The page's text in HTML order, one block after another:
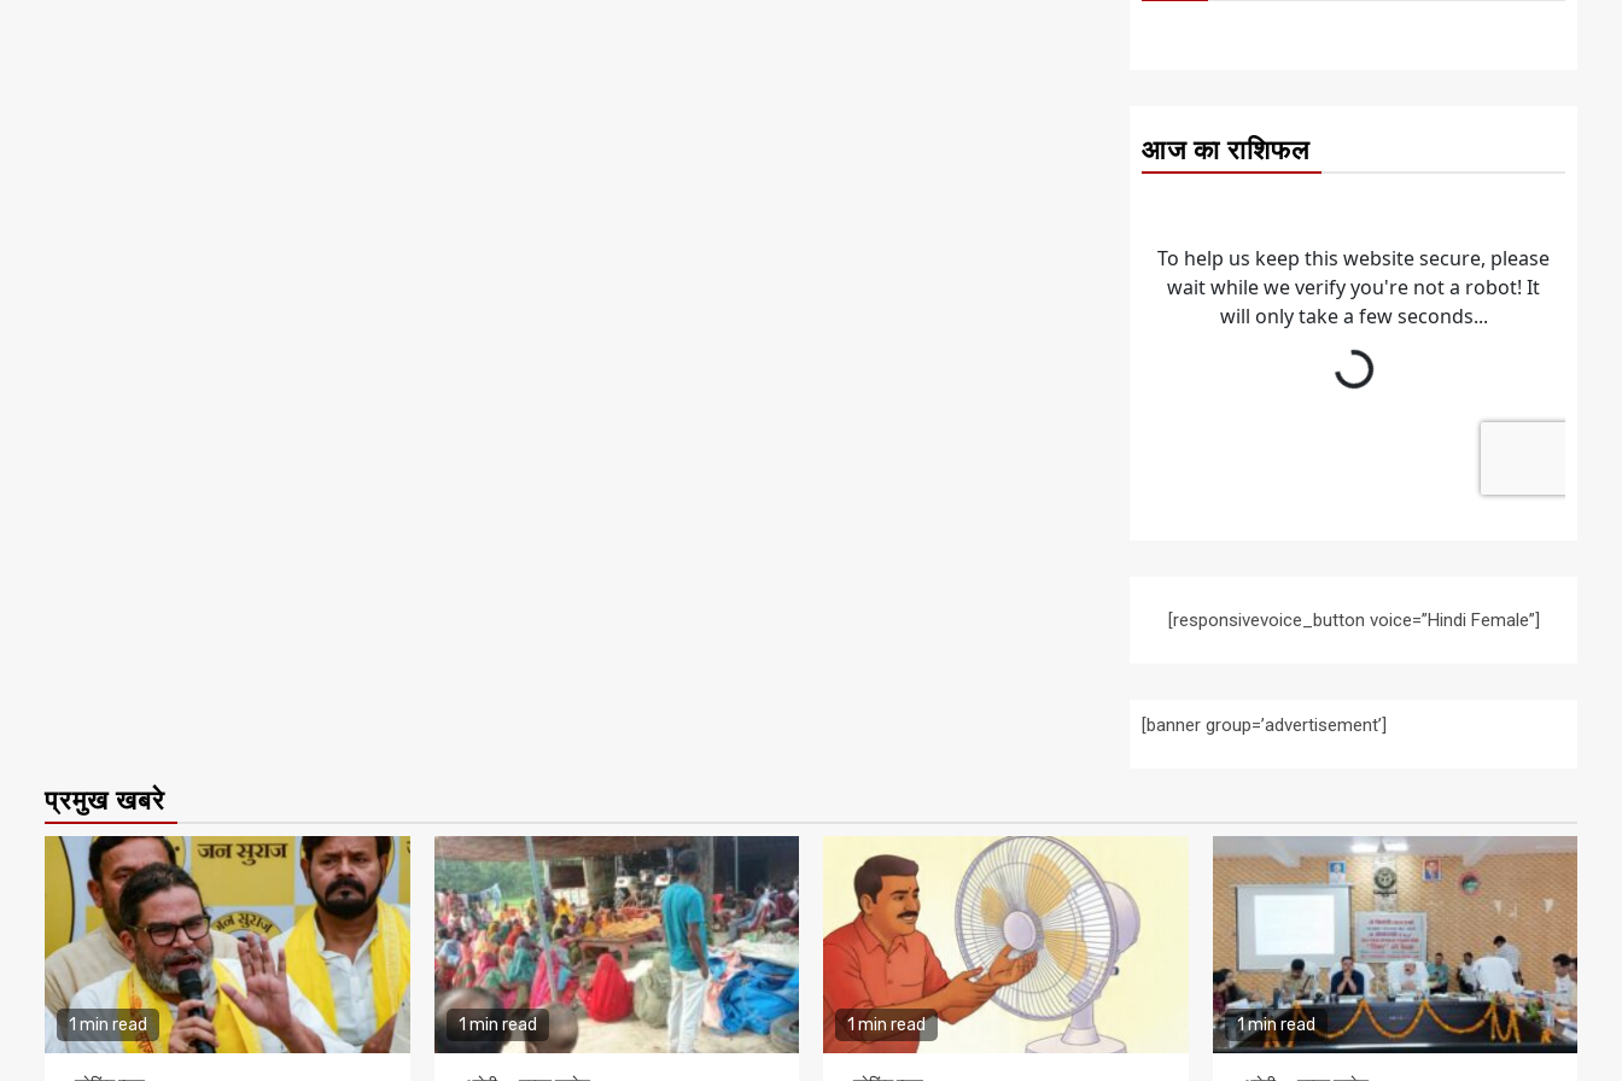
आज का राशिफल
[responsivevoice_button voice=”Hindi Female”]
[banner group=’advertisement’]
प्रमुख खबरे
1 min read 1 min read 1 min read 1 min read